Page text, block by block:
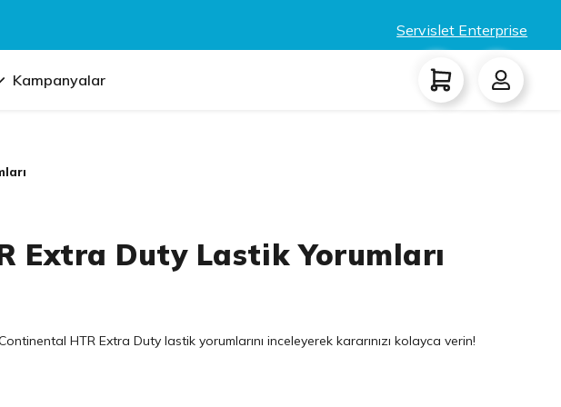
Servislet Enterprise
Kampanyalar
Extra Duty Lastik Yorumları
HTR Extra Duty lastik yorumlarını inceleyerek kararınızı kolayca verin!